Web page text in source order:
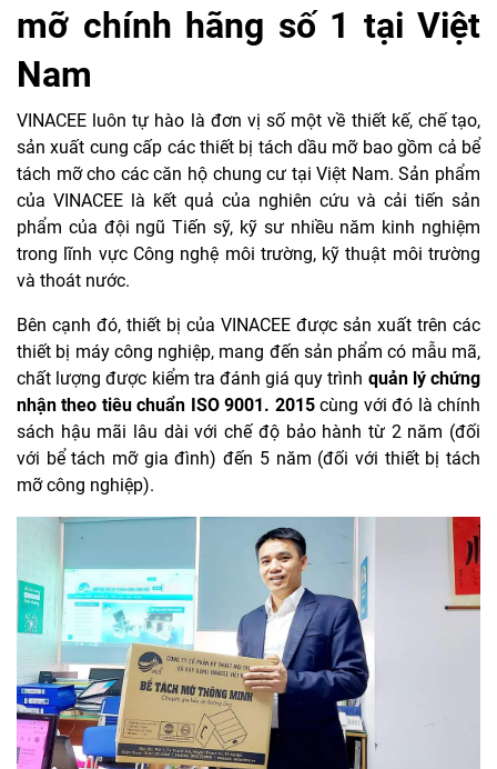
mỡ chính hãng số 1 tại Việt
Nam
VINACEE luôn tự hào là đơn vị số một về thiết kế, chế tạo,
sản xuất cung cấp các thiết bị tách dầu mỡ bao gồm cả bể
tách mỡ cho các căn hộ chung cư tại Việt Nam. Sản phẩm
của VINACEE là kết quả của nghiên cứu và cải tiến sản
phẩm của đội ngũ Tiến sỹ, kỹ sư nhiều năm kinh nghiệm
trong lĩnh vực Công nghệ môi trường, kỹ thuật môi trường
và thoát nước.
Bên cạnh đó, thiết bị của VINACEE được sản xuất trên các
thiết bị máy công nghiệp, mang đến sản phẩm có mẫu mã,
chất lượng được kiểm tra đánh giá quy trình quản lý chứng
nhận theo tiêu chuẩn ISO 9001. 2015cùng với đó là chính
sách hậu mãi lâu dài với chế độ bảo hành từ 2 năm (đối
với bể tách mỡ gia đình) đến 5 năm (đối với thiết bị tách
mỡ công nghiệp).